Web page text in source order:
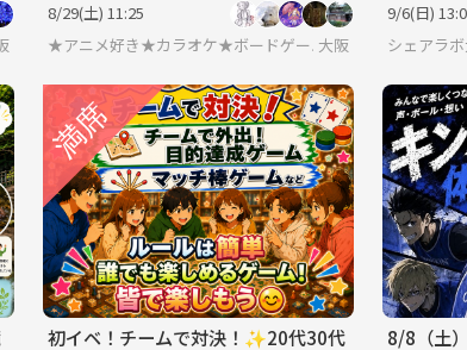
作り）
大歓迎
8/29(土) 11:25
★アニメ好き★カラオケ★ボードゲーム ゆるオタさんの交
大阪
9/6(日)
シェアラ
初イベ！チームで対決！✨20代30代
8/8（土